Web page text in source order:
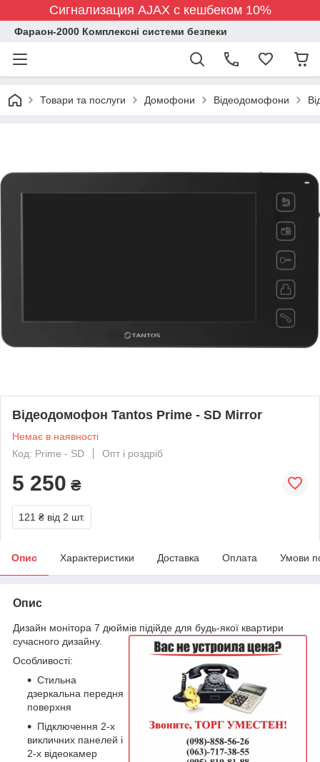
Сигнализация AJAX с кешбеком 10%
Фараон-2000 Комплексні системи безпеки
Товари та послуги Домофони Відеодомофони
Відеодомофон Tantos Prime - SD Mirror
Немає в наявності
Код: Prime - SD
Опт і роздріб
5 250 ₴
121 ₴ від 2 шт.
Опис Характеристики Доставка Оплата Умови
Опис
Дизайн монітора 7 дюймів підійде для будь-якої квартири
сучасного дизайну.
Особливості:
Стильна
дзеркальна передня
поверхня
Підключення 2-х
викличних панелей і
2-х відеокамер